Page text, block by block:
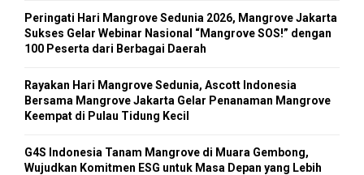
Peringati Hari Mangrove Sedunia 2026, Mangrove Jakarta
Sukses Gelar Webinar Nasional “Mangrove SOS!” dengan
100 Peserta dari Berbagai Daerah
Rayakan Hari Mangrove Sedunia, Ascott Indonesia
Bersama Mangrove Jakarta Gelar Penanaman Mangrove
Keempat di Pulau Tidung Kecil
G4S Indonesia Tanam Mangrove di Muara Gembong,
Wujudkan Komitmen ESG untuk Masa Depan yang Lebih